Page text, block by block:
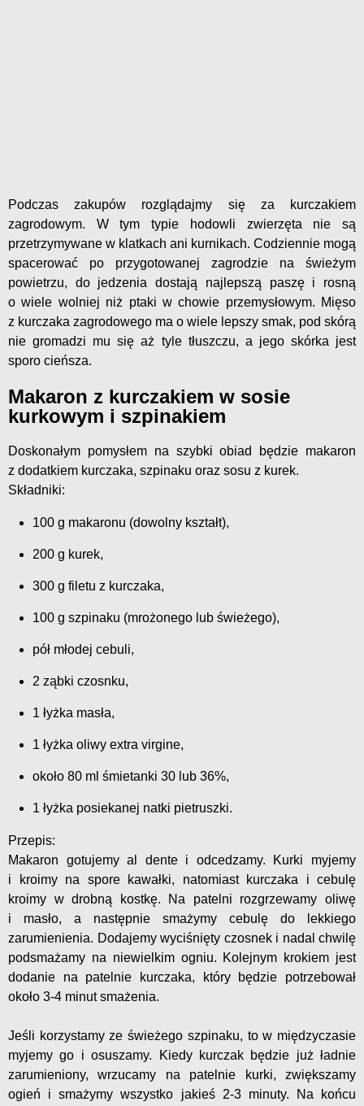
Podczas zakupów rozglądajmy się za kurczakiem
zagrodowym. W tym typie hodowli zwierzęta nie są
przetrzymywane w klatkach ani kurnikach. Codziennie mogą
spacerować po przygotowanej zagrodzie na świeżym
powietrzu, do jedzenia dostają najlepszą paszę i rosną
o wiele wolniej niż ptaki w chowie przemysłowym. Mięso
z kurczaka zagrodowego ma o wiele lepszy smak, pod skórą
nie gromadzi mu się aż tyle tłuszczu, a jego skórka jest
sporo cieńsza.
Makaron z kurczakiem w sosie
kurkowym i szpinakiem
Doskonałym pomysłem na szybki obiad będzie makaron
z dodatkiem kurczaka, szpinaku oraz sosu z kurek.
Składniki:
100 g makaronu (dowolny kształt),
200 g kurek,
300 g filetu z kurczaka,
100 g szpinaku (mrożonego lub świeżego),
pół młodej cebuli,
2 ząbki czosnku,
1 łyżka masła,
1 łyżka oliwy extra virgine,
około 80 ml śmietanki 30 lub 36%,
1 łyżka posiekanej natki pietruszki.
Przepis:
Makaron gotujemy al dente i odcedzamy. Kurki myjemy
i kroimy na spore kawałki, natomiast kurczaka i cebulę
kroimy w drobną kostkę. Na patelni rozgrzewamy oliwę
i masło, a następnie smażymy cebulę do lekkiego
zarumienienia. Dodajemy wyciśnięty czosnek i nadal chwilę
podsmażamy na niewielkim ogniu. Kolejnym krokiem jest
dodanie na patelnie kurczaka, który będzie potrzebował
około 3-4 minut smażenia.
Jeśli korzystamy ze świeżego szpinaku, to w międzyczasie
myjemy go i osuszamy. Kiedy kurczak będzie już ładnie
zarumieniony, wrzucamy na patelnie kurki, zwiększamy
ogień i smażymy wszystko jakieś 2-3 minuty. Na końcu